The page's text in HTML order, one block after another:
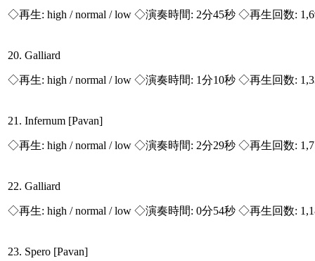
◇再生: high / normal / low ◇演奏時間: 2分45秒 ◇再生回数:
20. Galliard
◇再生: high / normal / low ◇演奏時間: 1分10秒 ◇再生回数:
21. Infernum [Pavan]
◇再生: high / normal / low ◇演奏時間: 2分29秒 ◇再生回数:
22. Galliard
◇再生: high / normal / low ◇演奏時間: 0分54秒 ◇再生回数:
23. Spero [Pavan]